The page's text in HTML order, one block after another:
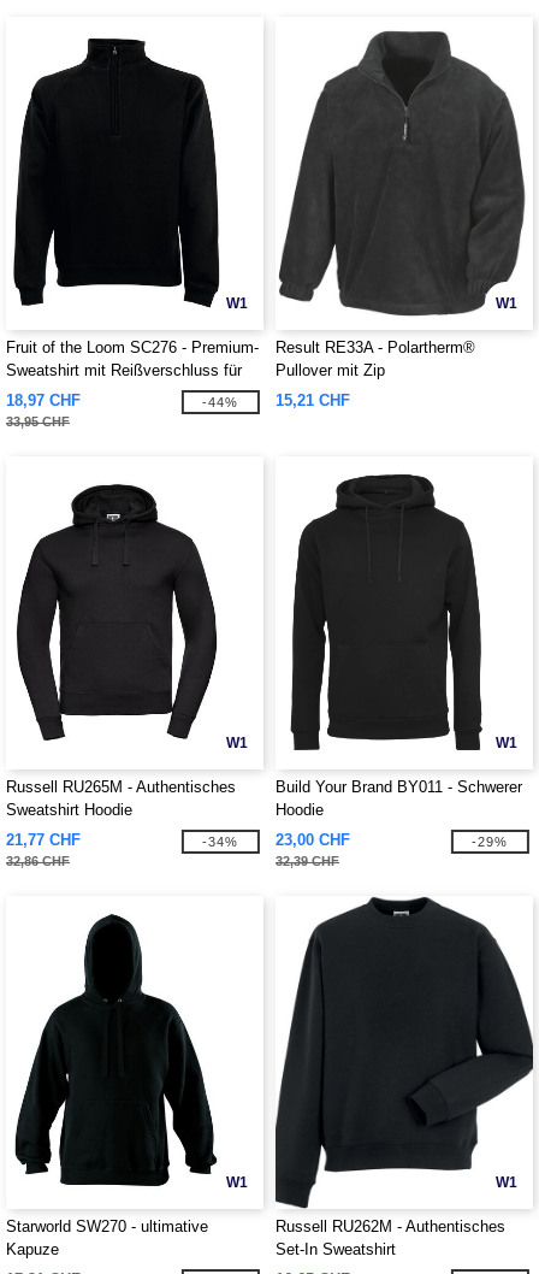
W1
Fruit of the Loom SC276 - Premium-
Sweatshirt mit Reißverschluss für
Herren
18,97 CHF
33,95 CHF
-44%
W1
Result RE33A - Polartherm®
Pullover mit Zip
15,21 CHF
W1
Russell RU265M - Authentisches
Sweatshirt Hoodie
21,77 CHF
32,86 CHF
-34%
W1
Build Your Brand BY011 - Schwerer
Hoodie
23,00 CHF
32,39 CHF
-29%
W1
Starworld SW270 - ultimative
Kapuze
W1
Russell RU262M - Authentisches
Set-In Sweatshirt